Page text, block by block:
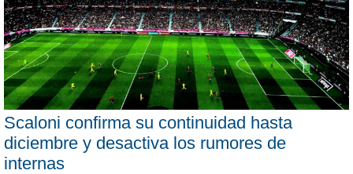
Scaloni confirma su continuidad hasta
diciembre y desactiva los rumores de
internas